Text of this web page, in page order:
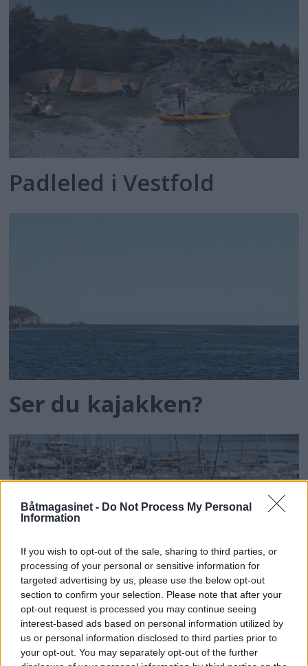
Båtmagasinet - Do Not Process My Personal
Information
If you wish to opt-out of the sale, sharing to third parties, or
processing of your personal or sensitive information for
targeted advertising by us, please use the below opt-out
section to confirm your selection. Please note that after your
opt-out request is processed you may continue seeing
interest-based ads based on personal information utilized by
us or personal information disclosed to third parties prior to
your opt-out. You may separately opt-out of the further
Padleled i Vestfold
Ser du kajakken?
Fritidsbåter for 73
milliarder